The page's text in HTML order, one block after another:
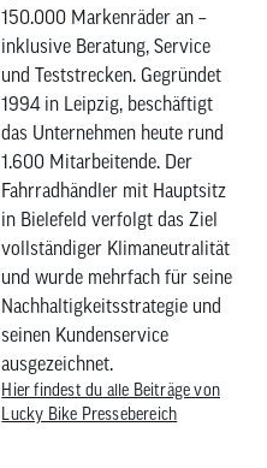
150.000 Markenräder an –
inklusive Beratung, Service
und Teststrecken. Gegründet
1994 in Leipzig, beschäftigt
das Unternehmen heute rund
1.600 Mitarbeitende. Der
Fahrradhändler mit Hauptsitz
in Bielefeld verfolgt das Ziel
vollständiger Klimaneutralität
und wurde mehrfach für seine
Nachhaltigkeitsstrategie und
seinen Kundenservice
ausgezeichnet.
Hier findest du alle Beiträge von
Lucky Bike Pressebereich